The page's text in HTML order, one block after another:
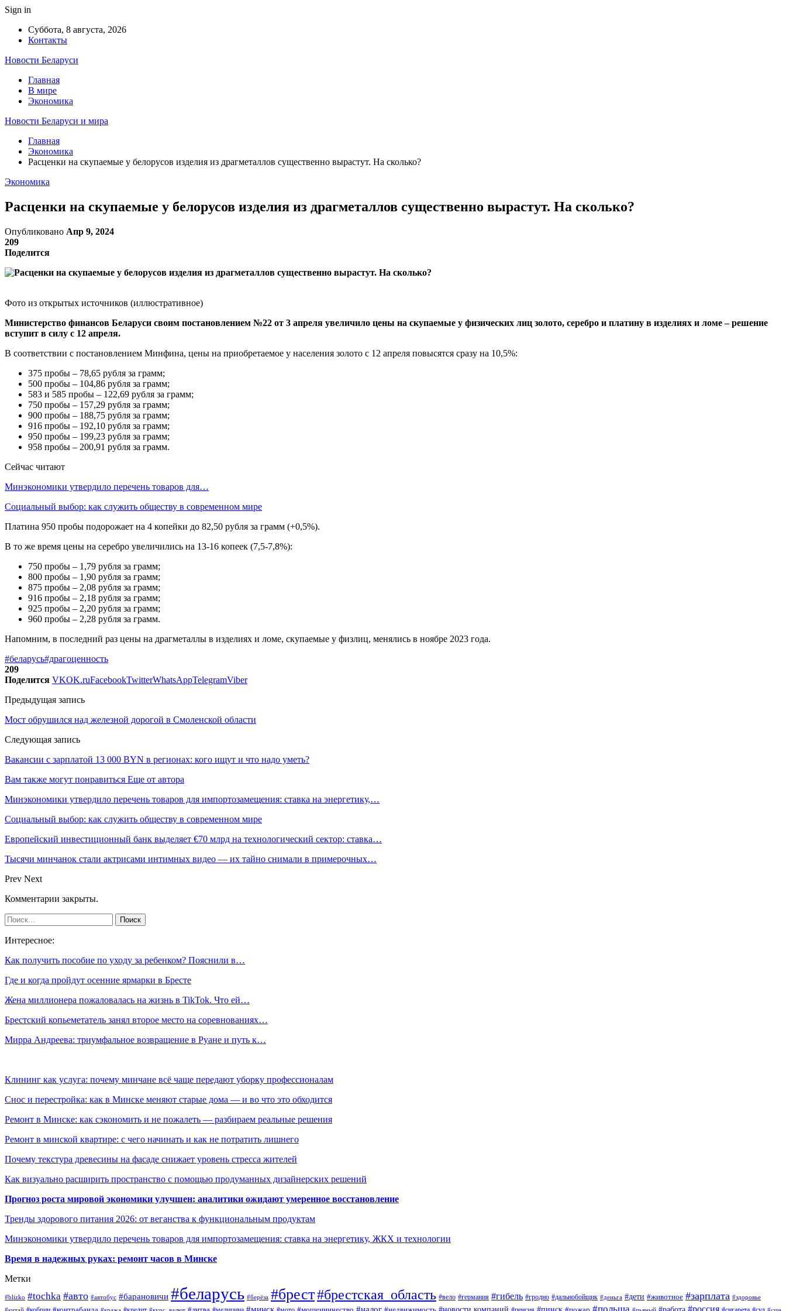
Sign in
Суббота, 8 августа, 2026
Контакты
Новости Беларуси
Главная
В мире
Экономика
Новости Беларуси и мира
Главная
Экономика
Расценки на скупаемые у белорусов изделия из драгметаллов существенно вырастут. На сколько?
Экономика
Расценки на скупаемые у белорусов изделия из драгметаллов существенно вырастут. На сколько?
Опубликовано Апр 9, 2024
209
Поделится
Фото из открытых источников (иллюстративное)
Министерство финансов Беларуси своим постановлением №22 от 3 апреля увеличило цены на скупаемые у физических лиц золото, серебро и платину в изделиях и ломе – решение
вступит в силу с 12 апреля.
В соответствии с постановлением Минфина, цены на приобретаемое у населения золото с 12 апреля повысятся сразу на 10,5%:
375 пробы – 78,65 рубля за грамм;
500 пробы – 104,86 рубля за грамм;
583 и 585 пробы – 122,69 рубля за грамм;
750 пробы – 157,29 рубля за грамм;
900 пробы – 188,75 рубля за грамм;
916 пробы – 192,10 рубля за грамм;
950 пробы – 199,23 рубля за грамм;
958 пробы – 200,91 рубля за грамм.
Сейчас читают
Минэкономики утвердило перечень товаров для…
Социальный выбор: как служить обществу в современном мире
Платина 950 пробы подорожает на 4 копейки до 82,50 рубля за грамм (+0,5%).
В то же время цены на серебро увеличились на 13-16 копеек (7,5-7,8%):
750 пробы – 1,79 рубля за грамм;
800 пробы – 1,90 рубля за грамм;
875 пробы – 2,08 рубля за грамм;
916 пробы – 2,18 рубля за грамм;
925 пробы – 2,20 рубля за грамм;
960 пробы – 2,28 рубля за грамм.
Напомним, в последний раз цены на драгметаллы в изделиях и ломе, скупаемые у физлиц, менялись в ноябре 2023 года.
#беларусь#драгоценность
209
Поделится VKOK.ruFacebookTwitterWhatsAppTelegramViber
Предыдущая запись
Мост обрушился над железной дорогой в Смоленской области
Следующая запись
Вакансии с зарплатой 13 000 BYN в регионах: кого ищут и что надо уметь?
Вам также могут понравиться Еще от автора
Минэкономики утвердило перечень товаров для импортозамещения: ставка на энергетику,…
Социальный выбор: как служить обществу в современном мире
Европейский инвестиционный банк выделяет €70 млрд на технологический сектор: ставка…
Тысячи минчанок стали актрисами интимных видео — их тайно снимали в примерочных…
Prev Next
Комментарии закрыты.
Интересное:
Как получить пособие по уходу за ребенком? Пояснили в…
Где и когда пройдут осенние ярмарки в Бресте
Жена миллионера пожаловалась на жизнь в TikTok. Что ей…
Брестский копьеметатель занял второе место на соревнованиях…
Мирра Андреева: триумфальное возвращение в Руане и путь к…
Клининг как услуга: почему минчане всё чаще передают уборку профессионалам
Снос и перестройка: как в Минске меняют старые дома — и во что это обходится
Ремонт в Минске: как сэкономить и не пожалеть — разбираем реальные решения
Ремонт в минской квартире: с чего начинать и как не потратить лишнего
Почему текстура древесины на фасаде снижает уровень стресса жителей
Как визуально расширить пространство с помощью продуманных дизайнерских решений
Прогноз роста мировой экономики улучшен: аналитики ожидают умеренное восстановление
Тренды здорового питания 2026: от веганства к функциональным продуктам
Минэкономики утвердило перечень товаров для импортозамещения: ставка на энергетику, ЖКХ и технологии
Время в надежных руках: ремонт часов в Минске
Метки
#blizko #tochka #авто #автобус #барановичи #беларусь #берёза #брест#брестская_область #вело #германия #гибель #гродно #дальнобойщик #деньга #дети #животное #зарплата #здоровье
#минск #россия